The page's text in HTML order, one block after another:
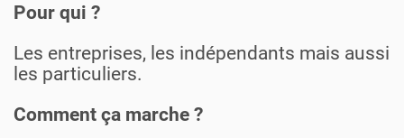
Pour qui ?
Les entreprises, les indépendants mais aussi
les particuliers.
Comment ça marche ?